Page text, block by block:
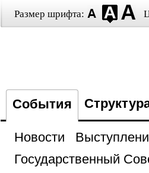
Размер шрифта:
События
Новости
Государственный